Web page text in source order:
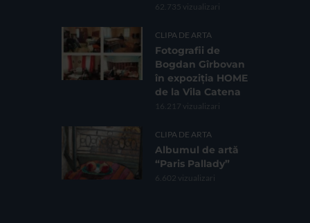
62.735 vizualizari
CLIPA DE ARTA
Fotografii de
Bogdan Gîrbovan
în expoziția HOME
de la Vila Catena
16.217 vizualizari
CLIPA DE ARTA
Albumul de artă
“Paris Pallady”
6.602 vizualizari